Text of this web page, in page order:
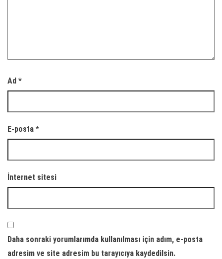
Ad *
E-posta *
İnternet sitesi
Daha sonraki yorumlarımda kullanılması için adım, e-posta
adresim ve site adresim bu tarayıcıya kaydedilsin.